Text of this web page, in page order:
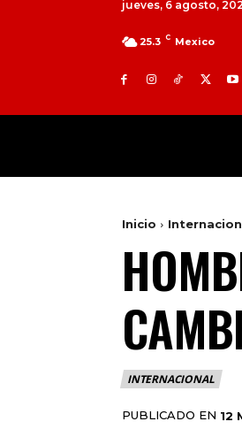
jueves, 6 agosto,
25.3 C Mexico
TOLUCA
Inicio
INTERNACIONAL
PUBLICADO EN 12